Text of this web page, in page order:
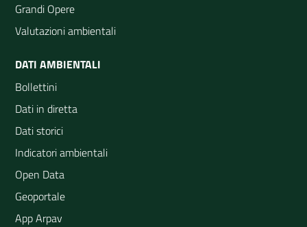
Grandi Opere
Valutazioni ambientali
DATI AMBIENTALI
Bollettini
Dati in diretta
Dati storici
Indicatori ambientali
Open Data
Geoportale
App Arpav